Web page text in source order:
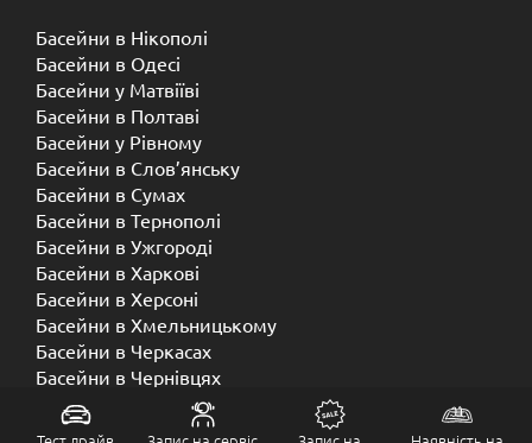
Басейни в Нікополі
Басейни в Одесі
Басейни у Матвіїві
Басейни в Полтаві
Басейни у ​​Рівному
Басейни в Слов’янську
Басейни в Сумах
Басейни в Тернополі
Басейни в Ужгороді
Басейни в Харкові
Басейни в Херсоні
Басейни в Хмельницькому
Басейни в Черкасах
Басейни в Чернівцях
Басейни в Чернігові